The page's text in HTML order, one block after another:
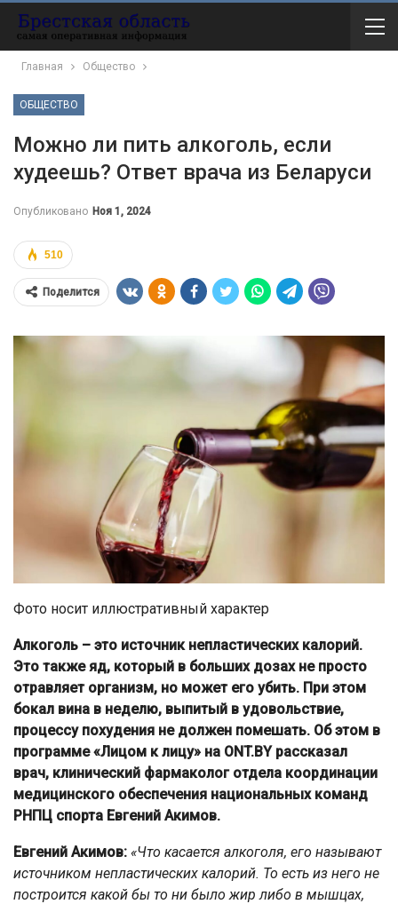
Главная Общество
ОБЩЕСТВО
Можно ли пить алкоголь, если
худеешь? Ответ врача из Беларуси
Опубликовано Ноя 1, 2024
510
Поделится
Фото носит иллюстративный характер
Алкоголь – это источник непластических калорий.
Это также яд, который в больших дозах не просто
отравляет организм, но может его убить. При этом
бокал вина в неделю, выпитый в удовольствие,
процессу похудения не должен помешать. Об этом в
программе «Лицом к лицу» на ONT.BY рассказал
врач, клинический фармаколог отдела координации
медицинского обеспечения национальных команд
РНПЦ спорта Евгений Акимов.
Евгений Акимов: «Что касается алкоголя, его называют
источником непластических калорий. То есть из него не
построится какой бы то ни было жир либо в мышцах,